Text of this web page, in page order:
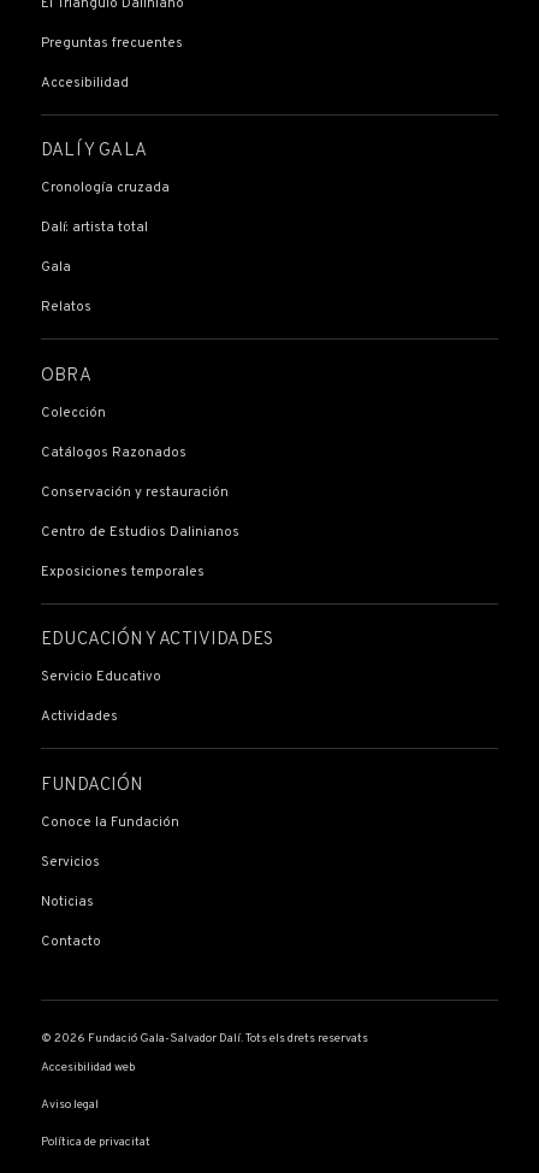
El Triángulo Daliniano
Preguntas frecuentes
Accesibilidad
DALÍ Y GALA
Cronología cruzada
Dalí: artista total
Gala
Relatos
OBRA
Colección
Catálogos Razonados
Conservación y restauración
Centro de Estudios Dalinianos
Exposiciones temporales
EDUCACIÓN Y ACTIVIDADES
Servicio Educativo
Actividades
FUNDACIÓN
Conoce la Fundación
Servicios
Noticias
Contacto
© 2026 Fundació Gala-Salvador Dalí. Tots els drets reservats
Accesibilidad web
Aviso legal
Política de privacitat